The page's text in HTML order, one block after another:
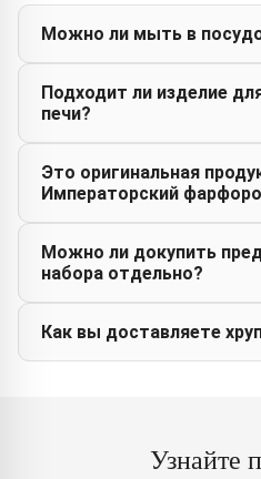
Можно ли мыть в
Подходит ли изделие
печи?
Это оригинальная
Императорский
Можно ли докупить
набора отдельно?
Как вы доставляете
Узнайте